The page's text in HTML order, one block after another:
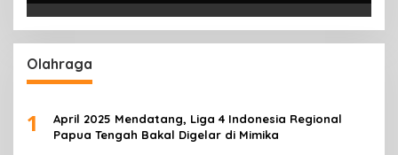
Olahraga
1
April 2025 Mendatang, Liga 4 Indonesia Regional
Papua Tengah Bakal Digelar di Mimika